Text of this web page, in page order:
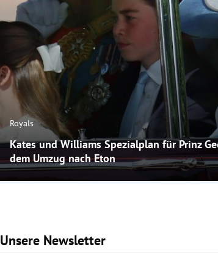
Royals
Kates und Williams Spezialplan für Prinz
dem Umzug nach Eton
Unsere Newsletter
Slide 1 von 2